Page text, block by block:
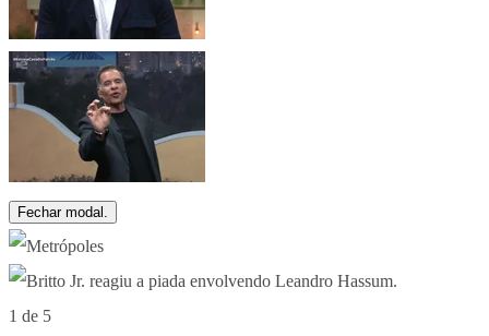
Fechar modal.
1 de 5